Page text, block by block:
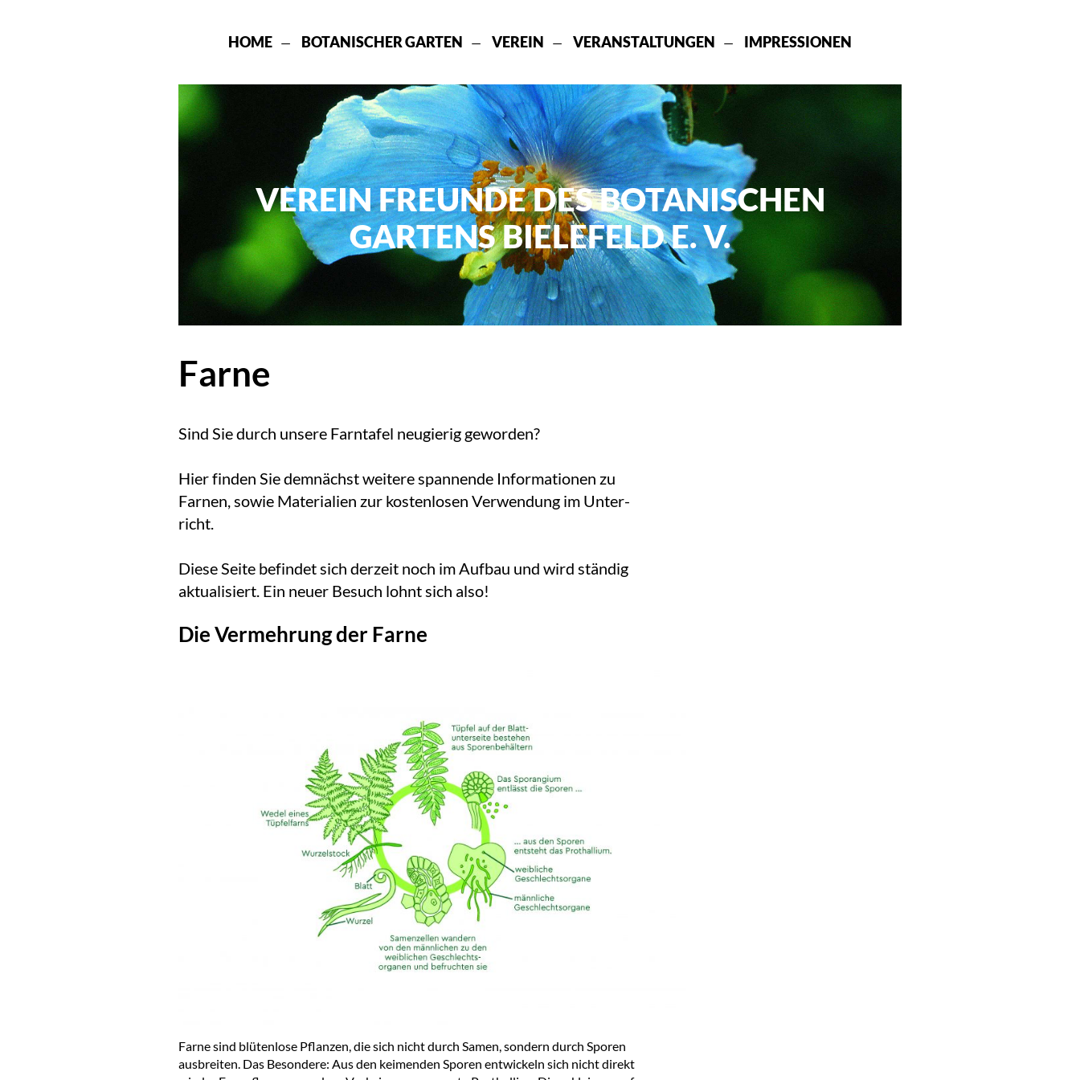
HOME BOTANISCHER GARTEN VEREIN VERANSTALTUNGEN IMPRESSIONEN
VEREIN FREUNDE DES BOTANISCHEN
GARTENS BIELEFELD E. V.
Far­ne
Sind Sie durch un­se­re Farn­ta­fel neu­gie­rig ge­wor­den?
Hier fin­den Sie dem­nächst wei­te­re span­nen­de In­for­ma­tio­nen zu
Far­nen, so­wie Ma­te­ria­li­en zur kos­ten­lo­sen Ver­wen­dung im Un­ter­
richt.
Die­se Sei­te be­fin­det sich der­zeit noch im Auf­bau und wird stän­dig
ak­tua­li­siert. Ein neu­er Be­such lohnt sich al­so!
Die Vermehrung der Farne
Farne sind blütenlose Pflanzen, die sich nicht durch Samen, sondern durch Sporen
ausbreiten. Das Besondere: Aus den keimenden Sporen entwickeln sich nicht direkt